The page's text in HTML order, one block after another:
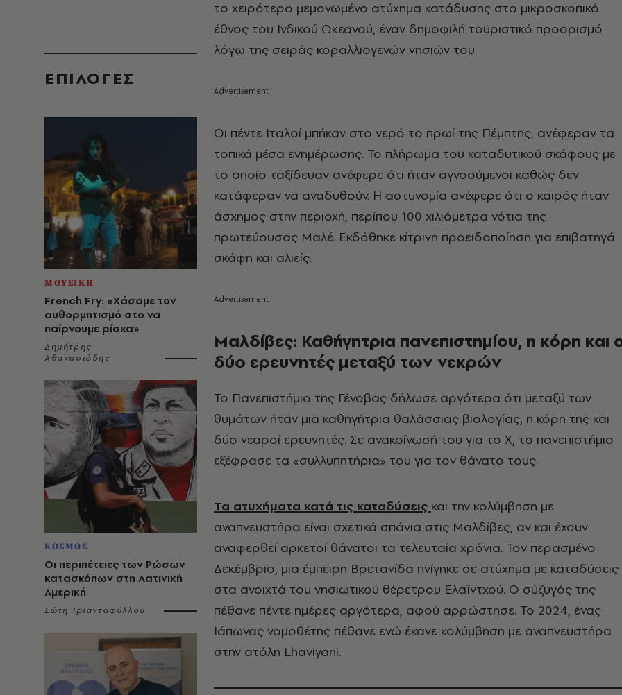
EΠΙΛΟΓΈΣ
ΜΟΥΣΙΚΗ
French Fry: «Χάσαμε τον
αυθορμητισμό στο να
παίρνουμε ρίσκα»
Δημήτρης
Αθανασιάδης
ΚΟΣΜΟΣ
Οι περιπέτειες των Ρώσων
κατασκόπων στη Λατινική
Αμερική
Σώτη Τριανταφύλλου
το χειρότερο μεμονωμένο ατύχημα κατάδυσης στο μικροσκοπικό
έθνος του Ινδικού Ωκεανού, έναν δημοφιλή τουριστικό προορισμό
λόγω της σειράς κοραλλιογενών νησιών του.
Οι πέντε Ιταλοί μπήκαν στο νερό το πρωί της Πέμπτης, ανέφεραν τα
τοπικά μέσα ενημέρωσης. Το πλήρωμα του καταδυτικού σκάφους με
το οποίο ταξίδευαν ανέφερε ότι ήταν αγνοούμενοι καθώς δεν
κατάφεραν να αναδυθούν. Η αστυνομία ανέφερε ότι ο καιρός ήταν
άσχημος στην περιοχή, περίπου 100 χιλιόμετρα νότια της
πρωτεύουσας Μαλέ. Εκδόθηκε κίτρινη προειδοποίηση για επιβατηγά
σκάφη και αλιείς.
Μαλδίβες: Καθήγητρια πανεπιστημίου, η κόρη και
δύο ερευνητές μεταξύ των νεκρών
Το Πανεπιστήμιο της Γένοβας δήλωσε αργότερα ότι μεταξύ των
θυμάτων ήταν μια καθηγήτρια θαλάσσιας βιολογίας, η κόρη της και
δύο νεαροί ερευνητές. Σε ανακοίνωσή του για το X, το πανεπιστήμιο
εξέφρασε τα «συλλυπητήρια» του για τον θάνατο τους.
Τα ατυχήματα κατά τις καταδύσεις και την κολύμβηση με
αναπνευστήρα είναι σχετικά σπάνια στις Μαλδίβες, αν και έχουν
αναφερθεί αρκετοί θάνατοι τα τελευταία χρόνια. Τον περασμένο
Δεκέμβριο, μια έμπειρη Βρετανίδα πνίγηκε σε ατύχημα με καταδύσεις
στα ανοιχτά του νησιωτικού θέρετρου Ελαϊντχού. Ο σύζυγός της
πέθανε πέντε ημέρες αργότερα, αφού αρρώστησε. Το 2024, ένας
Ιάπωνας νομοθέτης πέθανε ενώ έκανε κολύμβηση με αναπνευστήρα
στην ατόλη Lhaviyani.